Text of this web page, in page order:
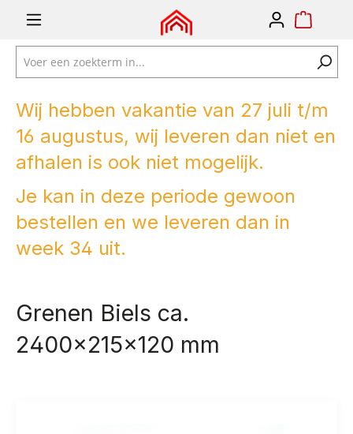
Ga naar de hoofdnavigatie
Wij hebben vakantie van 27 juli t/m
16 augustus, wij leveren dan niet en
afhalen is ook niet mogelijk.
Je kan in deze periode gewoon
bestellen en we leveren dan in
week 34 uit.
Grenen Biels ca.
2400x215x120 mm